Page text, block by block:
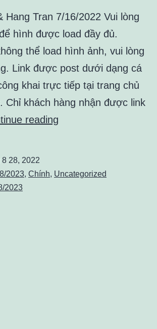
Hang Tran 7/16/2022 Vui lòng
hình được load đầy đủ.
thể load hình ảnh, vui lòng
Link được post dưới dạng cá
khai trực tiếp tại trang chủ
Chỉ khách hàng nhận được link
reading
28, 2022
2023, Chính, Uncategorized
2023